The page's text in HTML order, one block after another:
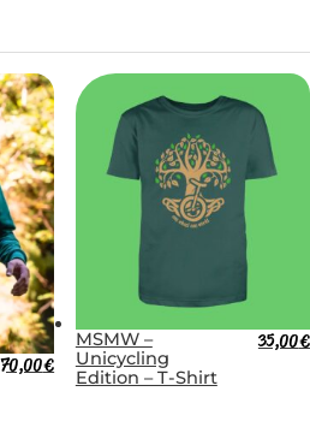
70,00€
MSMW –
Unicycling
Edition – T-Shirt
35,00€